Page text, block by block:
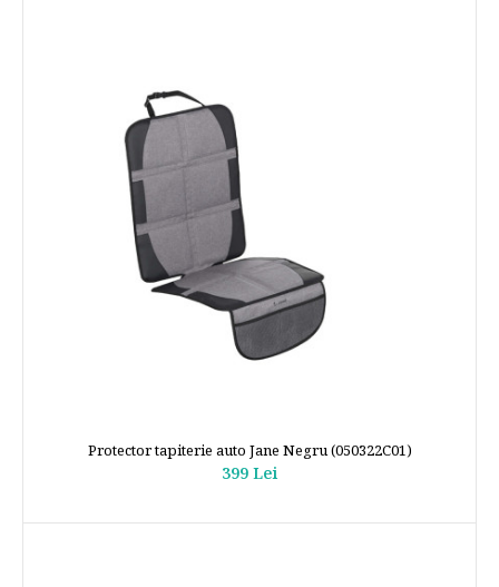
Protector tapiterie auto Jane Negru (050322C01)
399 Lei